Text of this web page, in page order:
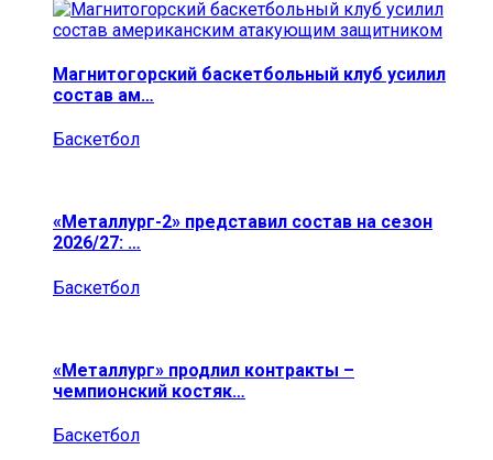
Магнитогорский баскетбольный клуб усилил
состав ам…
Баскетбол
«Металлург-2» представил состав на сезон
2026/27: …
Баскетбол
«Металлург» продлил контракты –
чемпионский костяк…
Баскетбол